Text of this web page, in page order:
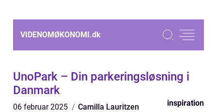
VIDENOMØKONOMI.dk
UnoPark – Din parkeringsløsning i
Danmark
06 februar 2025 Camilla Lauritzen inspiration